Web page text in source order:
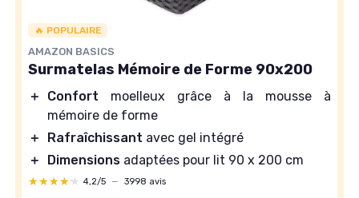
🔥 POPULAIRE
AMAZON BASICS
Surmatelas Mémoire de Forme 90x200
＋ Confort moelleux grâce à la mousse à
mémoire de forme
＋
Rafraîchissant avec gel intégré
＋
Dimensions adaptées pour lit 90 x 200 cm
★★★★★
★★★★★ 4,2/5 — 3998 avis